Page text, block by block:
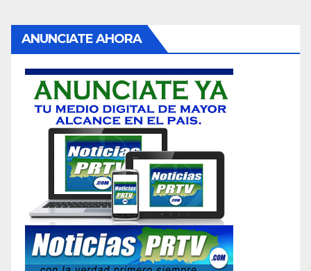
ANUNCIATE AHORA